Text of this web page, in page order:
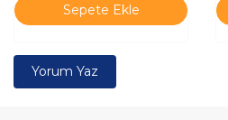
Sepete Ekle
Yorum Yaz